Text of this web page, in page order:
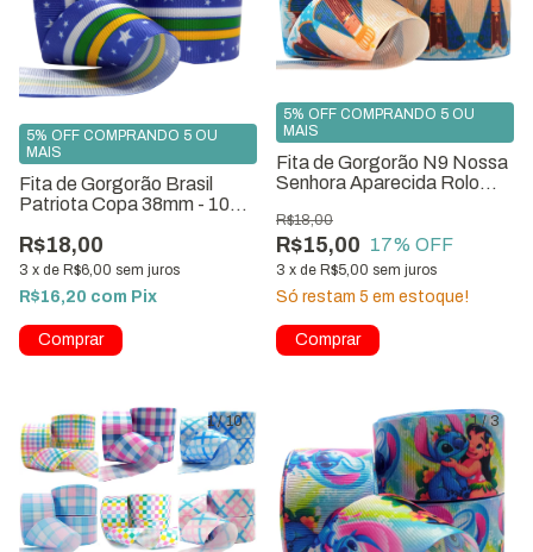
Fita de Gorgorão Brasil
Patriota Copa 38mm - 10
R$18,00
3 x de R$6,00 sem juros
5% OFF COMPRANDO 5 OU
MAIS
R$16,20 com Pix
Fita de Gorgorão N9 Nossa
Senhora Aparecida Rolo
R$15,00
R$18,00
17% OFF
3 x de R$5,00 sem juros
5% OFF COMPRANDO 5 OU
MAIS
Só restam 5 em estoque!
1/10 1/3